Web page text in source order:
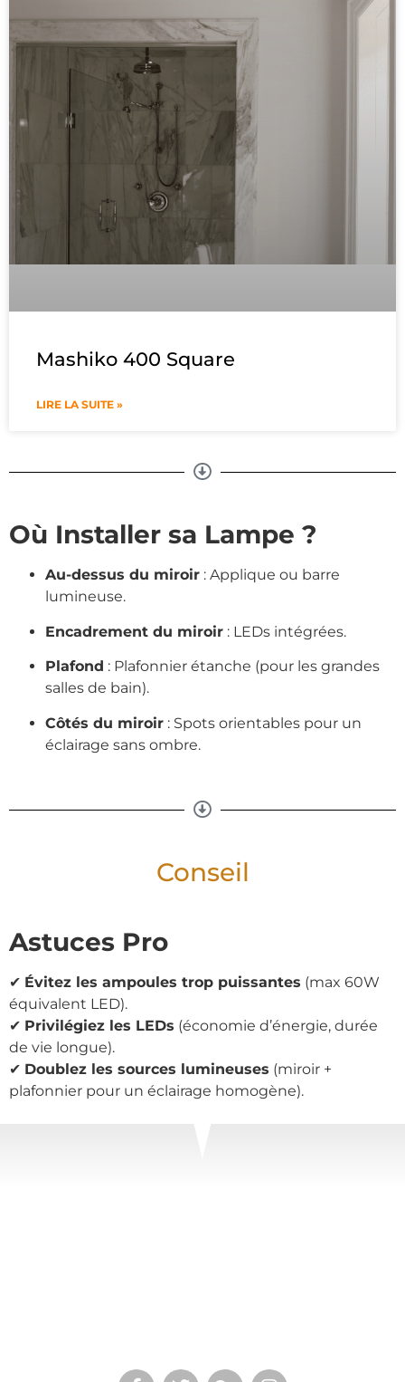
Mashiko 400 Square
LIRE LA SUITE »
Où Installer sa Lampe ?
Au-dessus du miroir : Applique ou barre
lumineuse.
Encadrement du miroir : LEDs intégrées.
Plafond : Plafonnier étanche (pour les grandes
salles de bain).
Côtés du miroir : Spots orientables pour un
éclairage sans ombre.
Conseil
Astuces Pro
✔ Évitez les ampoules trop puissantes (max 60W
équivalent LED).
✔ Privilégiez les LEDs (économie d’énergie, durée
de vie longue).
✔ Doublez les sources lumineuses (miroir +
plafonnier pour un éclairage homogène).